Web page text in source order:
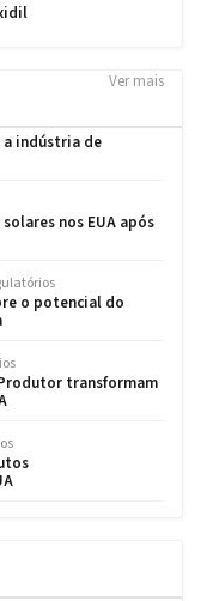
Ver mais
a indústria de
nos EUA após
o potencial do
transformam